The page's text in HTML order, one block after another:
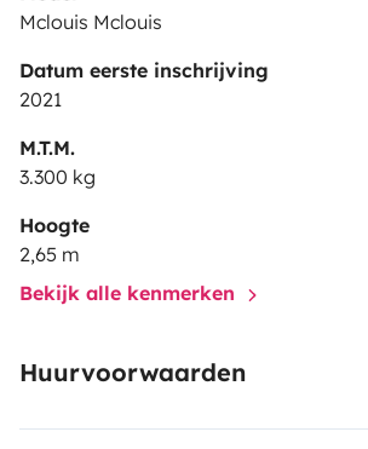
Mclouis Mclouis
Datum eerste inschrijving
2021
M.T.M.
3.300 kg
Hoogte
2,65 m
Bekijk alle kenmerken
Huurvoorwaarden